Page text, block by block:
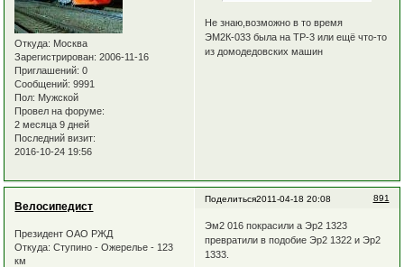
Откуда: Москва
Зарегистрирован: 2006-11-16
Приглашений: 0
Сообщений: 9991
Пол: Мужской
Провел на форуме:
2 месяца 9 дней
Последний визит:
2016-10-24 19:56
Не знаю,возможно в то время
ЭМ2К-033 была на ТР-3 или ещё что-то
из домодедовских машин
Поделиться 891
2011-04-18 20:08
Велосипедист
Президент ОАО РЖД
Откуда: Ступино - Ожерелье - 123
км
Эм2 016 покрасили а Эр2 1323
превратили в подобие Эр2 1322 и Эр2
1333.